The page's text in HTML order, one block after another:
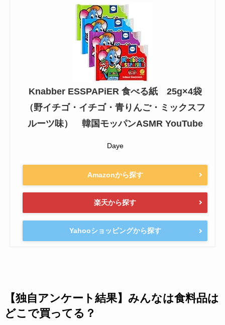
Knabber ESSPAPiER 食べる紙 25g×4袋
（野イチゴ・イチゴ・青りんご・ミックスフ
ルーツ味） 韓国モッパンASMR YouTube
Daye
Amazonから探す
楽天から探す
Yahooショッピングから探す
【独自アンケート結果】みんなは食料品は
どこで買ってる？